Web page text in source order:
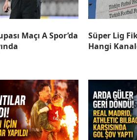
Maçı A Spor’da
Süper Lig
Hangi